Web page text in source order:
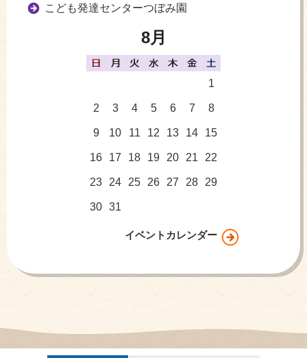
こども発達センターつぼみ園
8月
1
2 3 4 5 6 7 8
9 10 11 12 13 14 15
16 17 18 19 20 21 22
23 24 25 26 27 28 29
30 31
イベントカレンダー